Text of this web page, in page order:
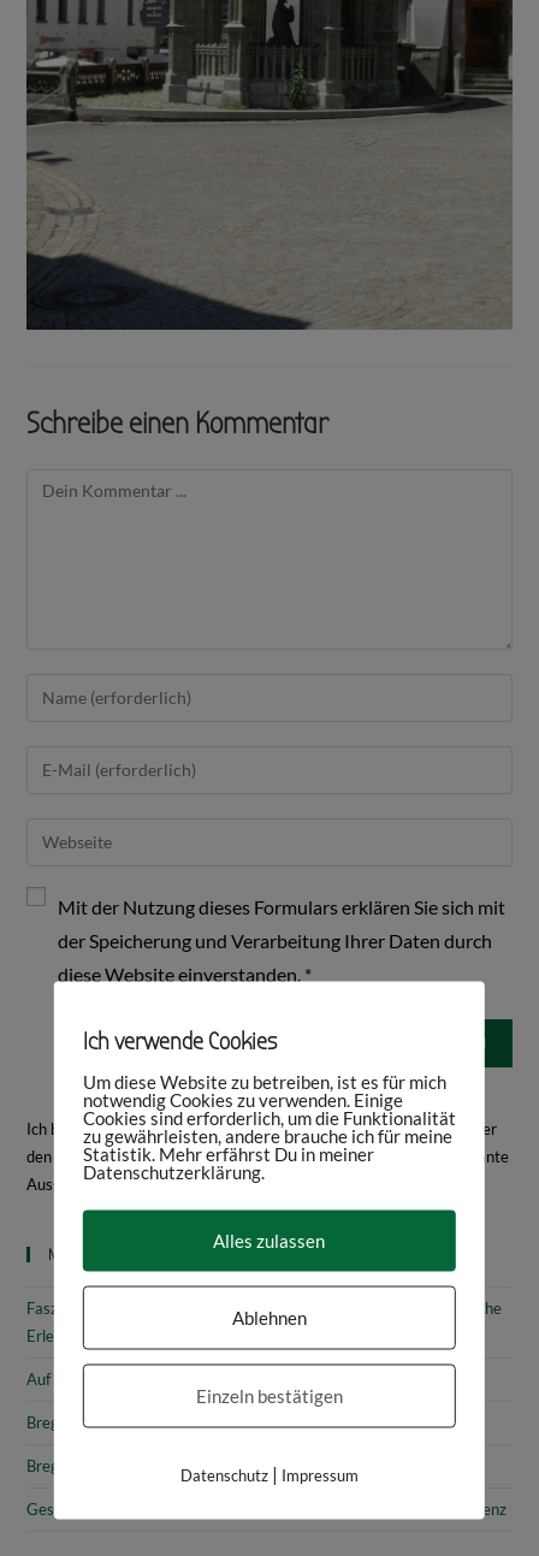
Schreibe einen Kommentar
Mit der Nutzung dieses Formulars erklären Sie sich mit
der Speicherung und Verarbeitung Ihrer Daten durch
diese Website einverstanden. *
Ich bin Daniela Frey, Historikerin und Texterin. Hier schreibe ich über
den Bodensee, Geschichte, Kultur, spannende Bücher und interessante
Ausstellungen.Mehr über mich
Neueste Beiträge
Faszinierende Geschichte & fantastische Kunst: 10 (kunst)historische
Erlebnisse am Bodensee
Auf den Spuren von Annette von Droste-Hülshoff in Meersburg
Bregenz: Kirchen, Kapellen & Kultur
Bregenz: Stadtgeschichte & Sehenswürdigkeiten
Gesammelte Schätze Vorarlbergs: Das vorarlberg museum in Bregenz
Ich verwende Cookies
Um diese Website zu betreiben, ist es für mich
notwendig Cookies zu verwenden. Einige
Cookies sind erforderlich, um die Funktionalität
zu gewährleisten, andere brauche ich für meine
Statistik. Mehr erfährst Du in meiner
Datenschutzerklärung.
Alles zulassen
Ablehnen
Einzeln bestätigen
Datenschutz| Impressum